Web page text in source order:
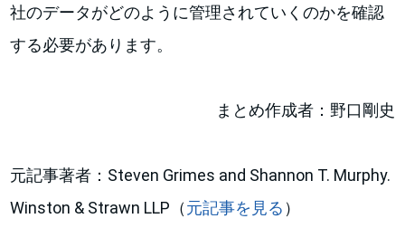
社のデータがどのように管理されていくのかを確認
する必要があります。
まとめ作成者：野口剛史
元記事著者：Steven Grimes and Shannon T. Murphy.
Winston & Strawn LLP（元記事を見る ）